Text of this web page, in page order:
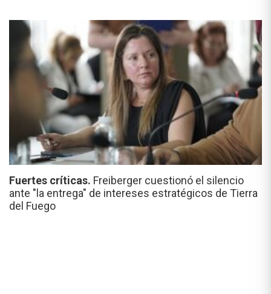
Fuertes críticas. Freiberger cuestionó el silencio
ante "la entrega" de intereses estratégicos de Tierra
del Fuego